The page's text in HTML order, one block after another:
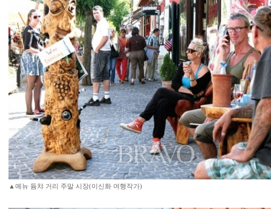
▲예뉴 듐챠 거리 주말 시장(이신화 여행작가)